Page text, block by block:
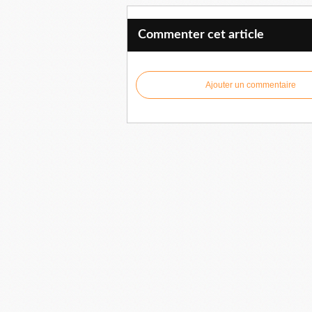
Commenter cet article
Ajouter un commentaire